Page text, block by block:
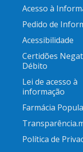
Acesso à
Pedido de
Acessibilidade
Certidões
Débito
Lei de acesso à
informação
Farmácia
Política de